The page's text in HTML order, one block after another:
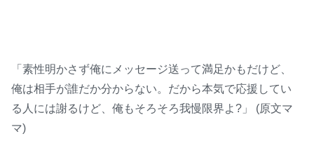
「素性明かさず俺にメッセージ送って満足かもだけど、
俺は相手が誰だか分からない。だから本気で応援してい
る人には謝るけど、俺もそろそろ我慢限界よ?」 (原文マ
マ)